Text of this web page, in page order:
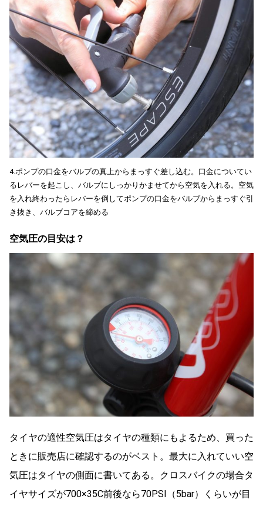
4.ポンプの口金をバルブの真上からまっすぐ差し込む。口金についてい
るレバーを起こし、バルブにしっかりかませてから空気を入れる。空気
を入れ終わったらレバーを倒してポンプの口金をバルブからまっすぐ引
き抜き、バルブコアを締める
空気圧の目安は？
タイヤの適性空気圧はタイヤの種類にもよるため、買った
ときに販売店に確認するのがベスト。最大に入れていい空
気圧はタイヤの側面に書いてある。クロスバイクの場合タ
イヤサイズが700×35C前後なら70PSI（5bar）くらいが目